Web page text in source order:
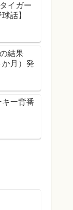
イガー
話】
結果
か月）発
キー背番